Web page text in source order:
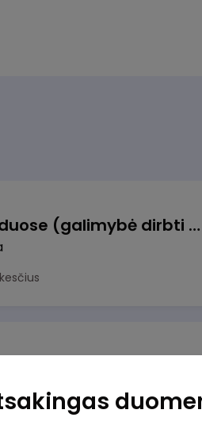
Krovėjas (-a) Ringauduose (galimybė dirbti nepilnu etatu)